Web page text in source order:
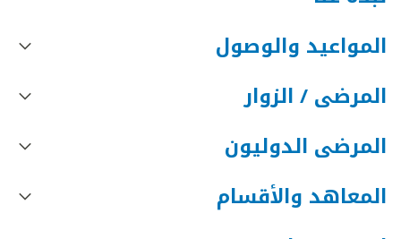
المواعيد والوصول
المرضى / الزوار
المرضى الدوليون
المعاهد والأقسام